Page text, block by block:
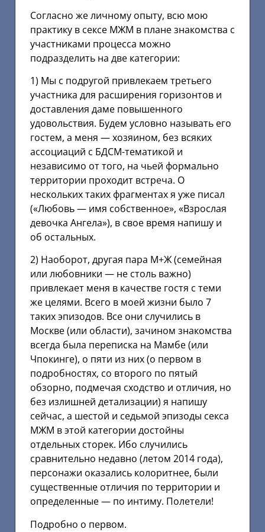
Согласно же личному опыту, всю мою
практику в сексе МЖМ в плане знакомства с
участниками процесса можно
подразделить на две категории:
1) Мы с подругой привлекаем третьего
участника для расширения горизонтов и
доставления даме повышенного
удовольствия. Будем условно называть его
гостем, а меня — хозяином, без всяких
ассоциаций с БДСМ-тематикой и
независимо от того, на чьей формально
территории проходит встреча. О
нескольких таких фрагментах я уже писал
(«Любовь — имя собственное», «Взрослая
девочка Ангела»), в свое время напишу и
об остальных.
2) Наоборот, другая пара М+Ж (семейная
или любовники — не столь важно)
привлекает меня в качестве гостя с теми
же целями. Всего в моей жизни было 7
таких эпизодов. Все они случились в
Москве (или области), зачином знакомства
всегда была переписка на Мамбе (или
Чпокинге), о пяти из них (о первом в
подробностях, со второго по пятый
обзорно, подмечая сходство и отличия, но
без излишней детализации) я напишу
сейчас, а шестой и седьмой эпизоды секса
МЖМ в этой категории достойны
отдельных сторек. Ибо случились
сравнительно недавно (летом 2014 года),
персонажи оказались колоритнее, были
существенные отличия по территории и
определенные — по интиму. Полетели!
Подробно о первом.